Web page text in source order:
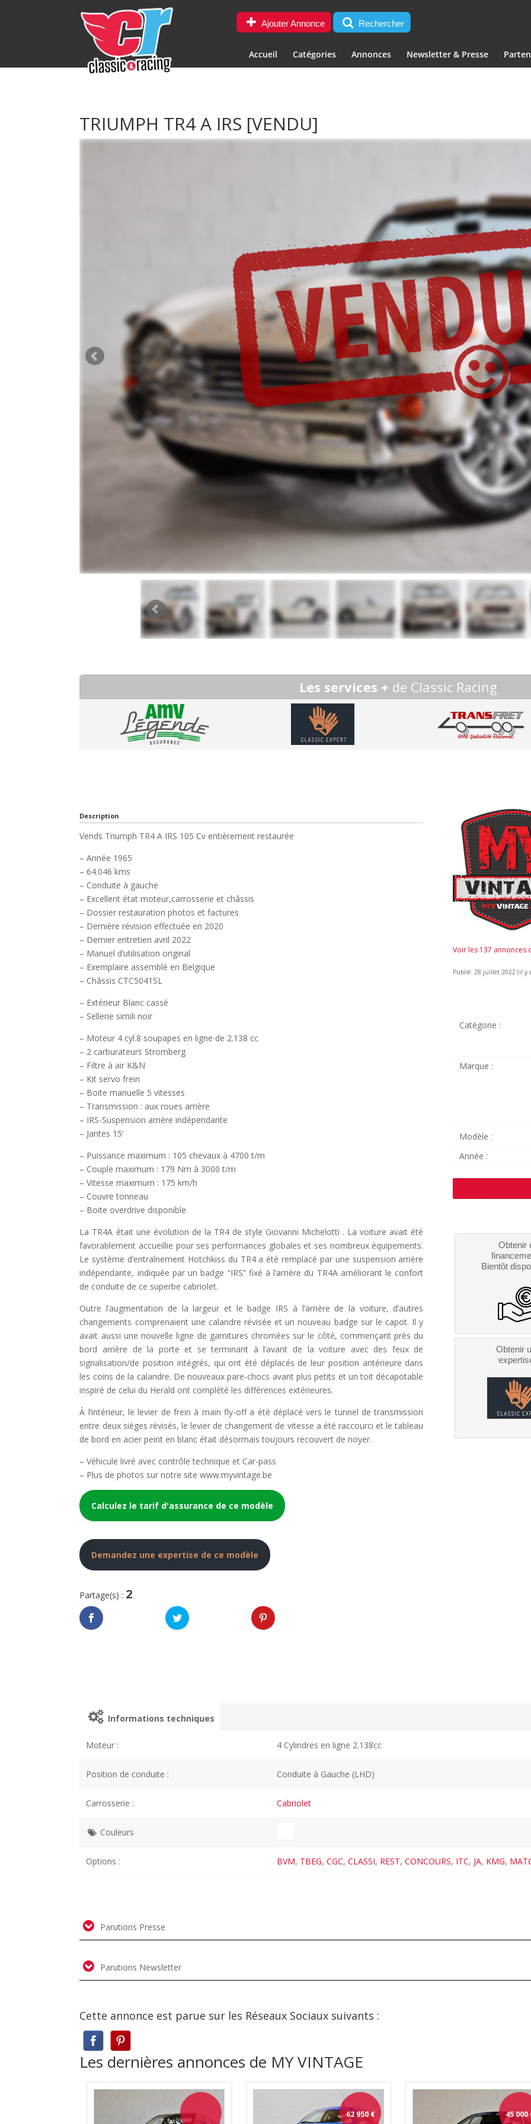
Ajouter Annonce Rechercher
Accueil Catégories Annonces Newsletter & Presse
TRIUMPH TR4 A IRS [VENDU]
Les services + de Classic Racing
Description
Vends Triumph TR4 A IRS 105 Cv entièrement restaurée
– Année 1965
– 64.046 kms
– Conduite à gauche
– Excellent état moteur,carrosserie et châssis
– Dossier restauration photos et factures
– Dernière révision effectuée en 2020
– Dernier entretien avril 2022
– Manuel d’utilisation original
– Exemplaire assemblé en Belgique
– Châssis CTC5041SL
– Extérieur Blanc cassé
– Sellerie simili noir
– Moteur 4 cyl.8 soupapes en ligne de 2.138 cc
– 2 carburateurs Stromberg
– Filtre à air K&N
– Kit servo frein
– Boite manuelle 5 vitesses
– Transmission : aux roues arrière
– IRS-Suspension arrière indépendante
– Jantes 15’
– Puissance maximum : 105 chevaux à 4700 t/m
– Couple maximum : 179 Nm à 3000 t/m
– Vitesse maximum : 175 km/h
– Couvre tonneau
– Boite overdrive disponible
La TR4A était une évolution de la TR4 de style Giovanni Michelotti . La voiture avait été
favorablement accueillie pour ses performances globales et ses nombreux équipements.
Le système d’entraînement Hotchkiss du TR4 a été remplacé par une suspension arrière
indépendante, indiquée par un badge “IRS” fixé à l’arrière du TR4A améliorant le confort
de conduite de ce superbe cabriolet.
Outre l’augmentation de la largeur et le badge IRS à l’arrière de la voiture, d’autres
changements comprenaient une calandre révisée et un nouveau badge sur le capot. Il y
avait aussi une nouvelle ligne de garnitures chromées sur le côté, commençant près du
bord arrière de la porte et se terminant à l’avant de la voiture avec des feux de
signalisation/de position intégrés, qui ont été déplacés de leur position antérieure dans
les coins de la calandre. De nouveaux pare-chocs avant plus petits et un toit décapotable
inspiré de celui du Herald ont complété les différences extérieures.
À l’intérieur, le levier de frein à main fly-off a été déplacé vers le tunnel de transmission
entre deux sièges révisés, le levier de changement de vitesse a été raccourci et le tableau
de bord en acier peint en blanc était désormais toujours recouvert de noyer.
– Véhicule livré avec contrôle technique et Car-pass
– Plus de photos sur notre site www.myvintage.be
Calculez le tarif d'assurance de ce modèle
Demandez une expertise de ce modèle
Partage(s) : 2
Voir les 137 annonces
Publié: 28 juillet 2022 (il y
Catégorie :
Marque :
Modèle :
Année :
Obtenir
Bientôt
Obtenir
Informations techniques
Moteur : 4 Cylindres en ligne 2.138cc
Position de conduite : Conduite à Gauche (LHD)
Carrosserie : Cabriolet
Couleurs
Options : BVM, TBEG,CGC,CLASSI, REST,CONCOURS, ITC, JA, KMG,
Parutions Presse
Parutions Newsletter
Cette annonce est parue sur les Réseaux Sociaux suivants :
Les dernières annonces de MY VINTAGE
62 950€ 45 000